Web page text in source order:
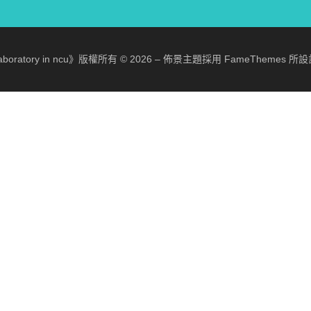
in ncu》版權所有 © 2026 – 佈景主題採用 FameThemes 所設